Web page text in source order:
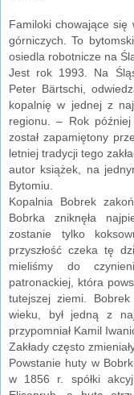
Familoki chowające się
górniczych. To
osiedla robotnicze na
Jest rok 1993. Na
Peter Bärtschi,
kopalnię w jednej z
regionu. – Rok później
został zapamiętony
letniej tradycji tego
autor książek, na
Bytomiu.
Kopalnia Bobrek
Bobrka zniknęła
zostanie tylko
przyszłość czeka tę
mieliśmy do
patronackiej, która
tutejszej ziemi.
wieku, był jedną z
przypomniał Kamil
Zakłady często
Powstanie huty w
w 1856 r. spółki